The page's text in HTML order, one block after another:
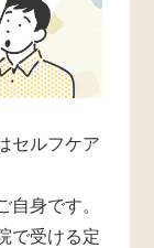
セルフケア
自身です。
で受ける定